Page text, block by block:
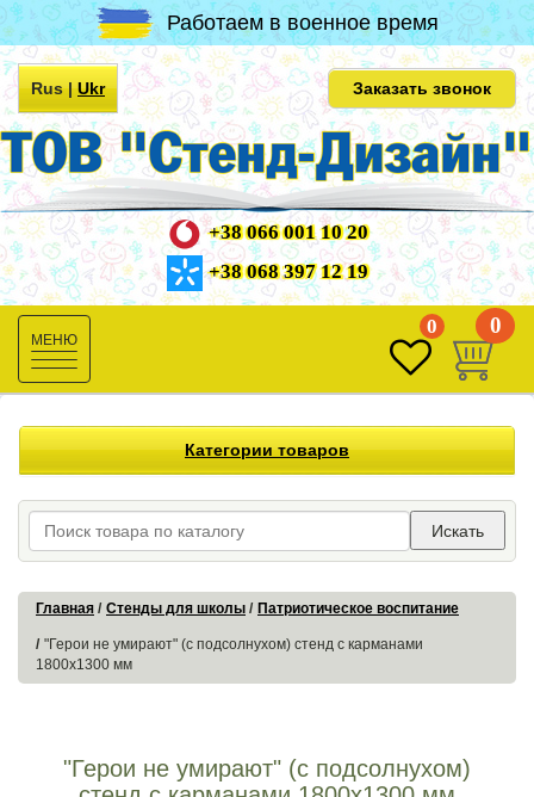
Работаем в военное время
Rus|Ukr Заказать звонок
+38 066 001 10 20
+38 068 397 12 19
Toggle
navigation
0 0
Категории товаров
Искать
Главная Стенды для школы Патриотическое воспитание
"Герои не умирают" (с подсолнухом) стенд с карманами
1800х1300 мм
"Герои не умирают" (с подсолнухом)